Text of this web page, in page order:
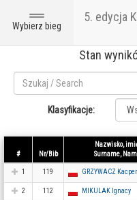
Toggle
navigation
Wybierz bieg
5. edycja
Stan
Klasyfikacje:
# Nr/Bib
Nazwisko,
Surname,
1 119 GRZYWACZ Kacper
2 112 MIKULAK Ignacy